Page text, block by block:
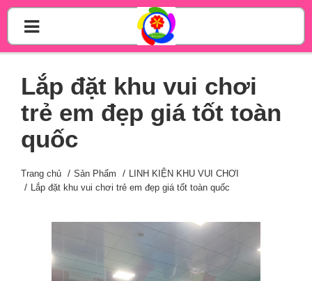
Lắp đặt khu vui chơi
trẻ em đẹp giá tốt toàn
quốc
Trang chủ Sản Phẩm
LINH KIỆN KHU VUI CHƠI
Lắp đặt khu vui chơi trẻ em đẹp giá tốt toàn quốc